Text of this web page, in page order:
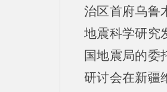
治区首府乌鲁
地震科学研究
国地震局的委
研讨会在新疆